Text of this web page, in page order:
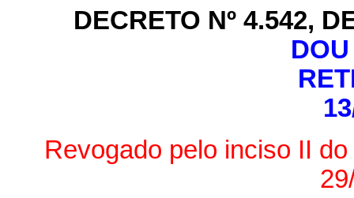
DECRETO Nº 4.542,
Revogado pelo inciso II